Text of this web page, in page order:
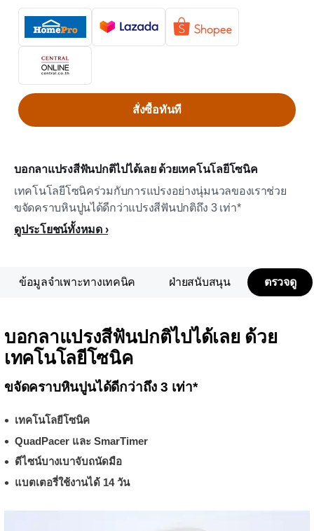
บอกลาแปรงสีฟันปกติไปได้เลย ด้วยเทคโนโลยีโซนิค
เทคโนโลยีโซนิคร่วมกับการแปรงอย่างนุ่มนวลของเราช่วย
ขจัดคราบหินปูนได้ดีกว่าแปรงสีฟันปกติถึง 3 เท่า*
ดูประโยชน์ทั้งหมด
สั่งซื้อทันที
ข้อมูลจำเพาะทางเทคนิค ฝ่ายสนับสนุน ตรวจดู
บอกลาแปรงสีฟันปกติไปได้เลย ด้วย
เทคโนโลยีโซนิค
ขจัดคราบหินปูนได้ดีกว่าถึง 3 เท่า*
เทคโนโลยีโซนิค
QuadPacer และ SmarTimer
ดีไซน์บางเบาจับถนัดมือ
แบตเตอรี่ใช้งานได้ 14 วัน